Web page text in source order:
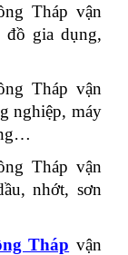
Tháp vận
đồ gia dụng,
Tháp vận
nghiệp, máy
Tháp vận
nhớt, sơn
Tháp vận